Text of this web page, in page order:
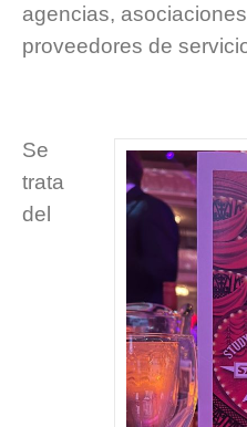
agencias,
proveedores de
Se
trata
del